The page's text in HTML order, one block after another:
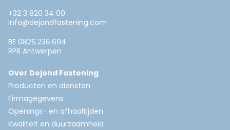
+32 3 820 34 00
info@dejondfastening.com
BE 0826.236.694
RPR Antwerpen
Over Dejond Fastening
Producten en diensten
Firmagegevens
Openings- en afhaaltijden
Kwaliteit en duurzaamheid